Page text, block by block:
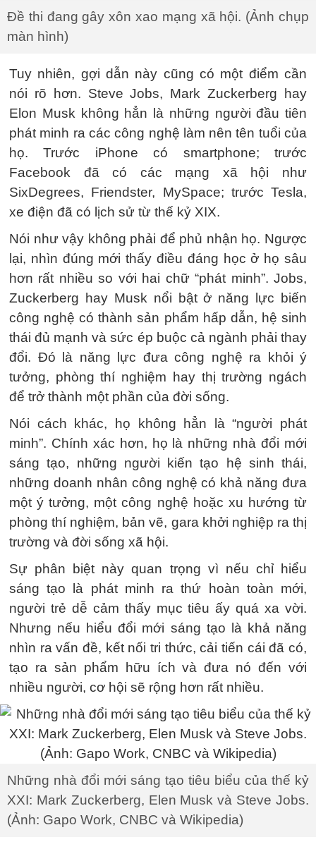
Đề thi đang gây xôn xao mạng xã hội. (Ảnh chụp
màn hình)
Tuy nhiên, gợi dẫn này cũng có một điểm cần
nói rõ hơn. Steve Jobs, Mark Zuckerberg hay
Elon Musk không hẳn là những người đầu tiên
phát minh ra các công nghệ làm nên tên tuổi của
họ. Trước iPhone có smartphone; trước
Facebook đã có các mạng xã hội như
SixDegrees, Friendster, MySpace; trước Tesla,
xe điện đã có lịch sử từ thế kỷ XIX.
Nói như vậy không phải để phủ nhận họ. Ngược
lại, nhìn đúng mới thấy điều đáng học ở họ sâu
hơn rất nhiều so với hai chữ “phát minh”. Jobs,
Zuckerberg hay Musk nổi bật ở năng lực biến
công nghệ có thành sản phẩm hấp dẫn, hệ sinh
thái đủ mạnh và sức ép buộc cả ngành phải thay
đổi. Đó là năng lực đưa công nghệ ra khỏi ý
tưởng, phòng thí nghiệm hay thị trường ngách
để trở thành một phần của đời sống.
Nói cách khác, họ không hẳn là “người phát
minh”. Chính xác hơn, họ là những nhà đổi mới
sáng tạo, những người kiến tạo hệ sinh thái,
những doanh nhân công nghệ có khả năng đưa
một ý tưởng, một công nghệ hoặc xu hướng từ
phòng thí nghiệm, bản vẽ, gara khởi nghiệp ra thị
trường và đời sống xã hội.
Sự phân biệt này quan trọng vì nếu chỉ hiểu
sáng tạo là phát minh ra thứ hoàn toàn mới,
người trẻ dễ cảm thấy mục tiêu ấy quá xa vời.
Nhưng nếu hiểu đổi mới sáng tạo là khả năng
nhìn ra vấn đề, kết nối tri thức, cải tiến cái đã có,
tạo ra sản phẩm hữu ích và đưa nó đến với
nhiều người, cơ hội sẽ rộng hơn rất nhiều.
Những nhà đổi mới sáng tạo tiêu biểu của thế kỷ
XXI: Mark Zuckerberg, Elen Musk và Steve Jobs.
(Ảnh: Gapo Work, CNBC và Wikipedia)